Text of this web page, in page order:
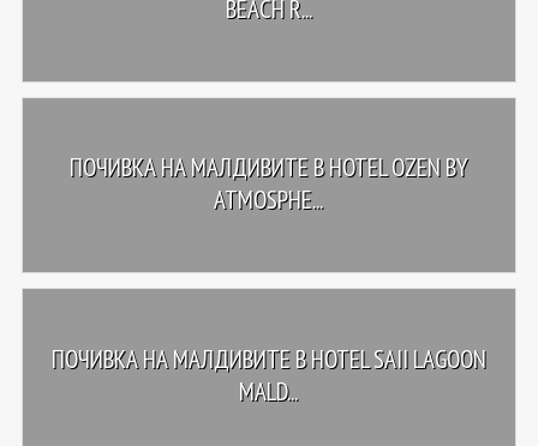
BEACH R...
ПОЧИВКА НА МАЛДИВИТЕ В HOTEL OZEN BY
ATMOSPHE...
ПОЧИВКА НА МАЛДИВИТЕ В HOTEL SAII LAGOON
MALD...